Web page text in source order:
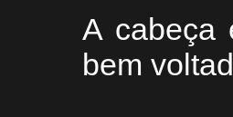
A cabeça
bem